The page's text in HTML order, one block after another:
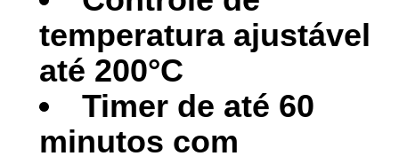
temperatura ajustável
até 200°C
Timer de até 60
minutos com